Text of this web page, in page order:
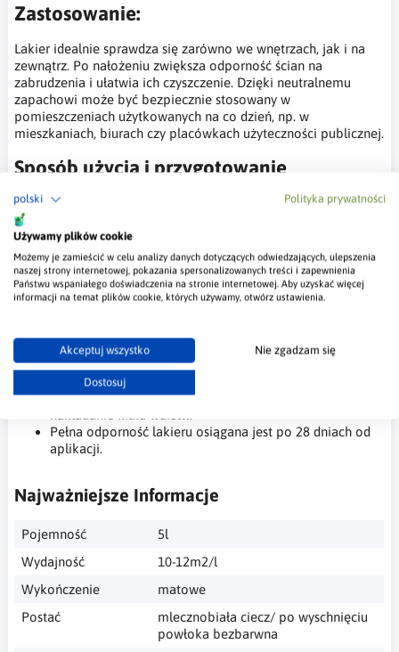
polski Polityka prywatności
Używamy plików cookie
Możemy je zamieścić w celu analizy danych dotyczących odwiedzających, ulepszenia
naszej strony internetowej, pokazania spersonalizowanych treści i zapewnienia
Państwu wspaniałego doświadczenia na stronie internetowej. Aby uzyskać więcej
informacji na temat plików cookie, których używamy, otwórz ustawienia.
Akceptuj wszystko Nie zgadzam się
Dostosuj
Zastosowanie:
Lakier idealnie sprawdza się zarówno we wnętrzach, jak i na
zewnątrz. Po nałożeniu zwiększa odporność ścian na
zabrudzenia i ułatwia ich czyszczenie. Dzięki neutralnemu
zapachowi może być bezpiecznie stosowany w
pomieszczeniach użytkowanych na co dzień, np. w
mieszkaniach, biurach czy placówkach użyteczności publicznej.
Sposób użycia i przygotowanie
powierzchni:
Produkt gotowy do użycia – nie wymaga rozcieńczania,
choć w przypadku zgęstnienia można dodać do 5%
wody.
Przed aplikacją powierzchnię należy dokładnie oczyścić,
osuszyć i odpylić.
Przed nałożeniem lakier należy dobrze wymieszać.
Aplikować cienkimi, równymi warstwami, unikając
zacieków.
W celu uzyskania bardziej trwałej powłoki, możliwe jest
Pełna odporność lakieru osiągana jest po 28 dniach od
aplikacji.
Najważniejsze Informacje
Pojemność
5l
Wydajność
10-12m2/l
Wykończenie
matowe
Postać
mlecznobiała ciecz/ po wyschnięciu
powłoka bezbarwna